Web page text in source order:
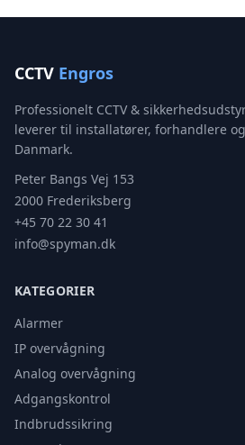
CCTV Engros
Professionelt CCTV &
leverer til installatører, forhandlere
Danmark.
Peter Bangs Vej 153
2000 Frederiksberg
+45 70 22 30 41
info@spyman.dk
KATEGORIER
Alarmer
IP overvågning
Analog overvågning
Adgangskontrol
Indbrudssikring